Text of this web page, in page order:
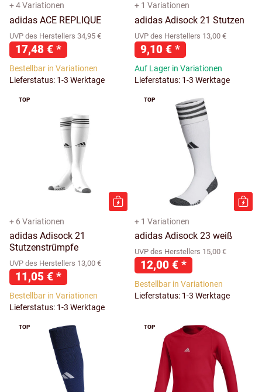
+ 4 Variationen
adidas ACE REPLIQUE
UVP des Herstellers 34,95 €
17,48 € *
Bestellbar in Variationen
Lieferstatus: 1-3 Werktage
+ 1 Variationen
adidas Adisock 21 Stutzen
UVP des Herstellers 13,00 €
9,10 € *
Auf Lager in Variationen
Lieferstatus: 1-3 Werktage
TOP
+ 6 Variationen
adidas Adisock 21
Stutzenstrümpfe
UVP des Herstellers 13,00 €
11,05 € *
Bestellbar in Variationen
Lieferstatus: 1-3 Werktage
TOP
+ 1 Variationen
adidas Adisock 23 weiß
UVP des Herstellers 15,00 €
12,00 € *
Bestellbar in Variationen
Lieferstatus: 1-3 Werktage
TOP TOP